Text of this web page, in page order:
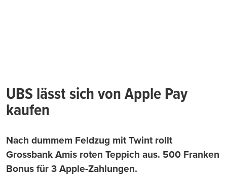
UBS lässt sich von Apple Pay
kaufen
Nach dummem Feldzug mit Twint rollt
Grossbank Amis roten Teppich aus. 500 Franken
Bonus für 3 Apple-Zahlungen.